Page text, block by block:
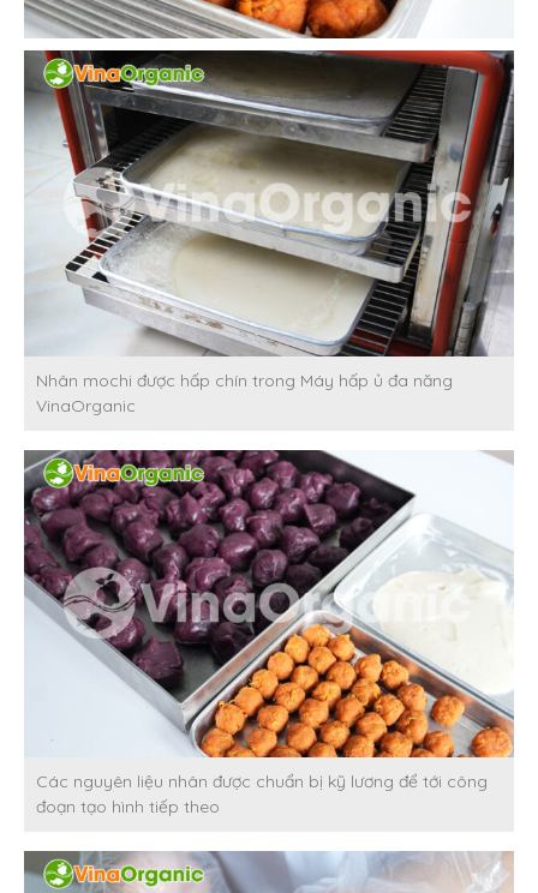
Nhân mochi được hấp chín trong Máy hấp ủ đa năng
VinaOrganic
Các nguyên liệu nhân được chuẩn bị kỹ lương để tới công
đoạn tạo hình tiếp theo